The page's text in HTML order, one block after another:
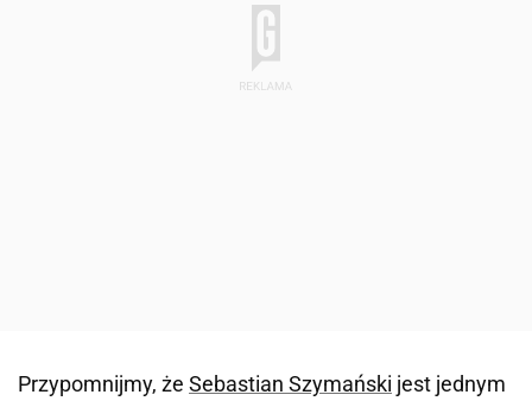
Przypomnijmy, że Sebastian Szymański jest jednym